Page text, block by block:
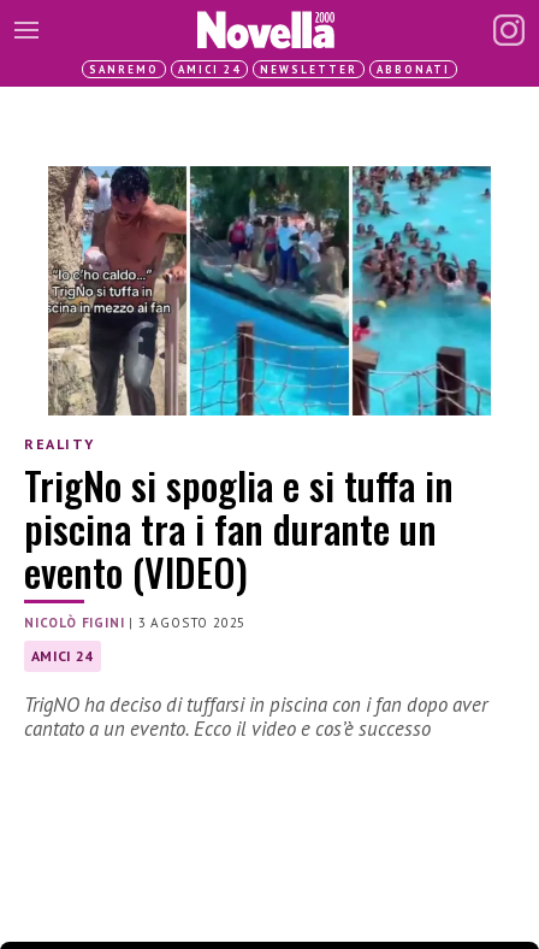
SANREMO AMICI 24 NEWSLETTER ABBONATI
REALITY
TrigNo si spoglia e si tuffa in
piscina tra i fan durante un
evento (VIDEO)
NICOLÒ FIGINI | 3 AGOSTO 2025
AMICI 24
TrigNO ha deciso di tuffarsi in piscina con i fan dopo aver
cantato a un evento. Ecco il video e cos’è successo